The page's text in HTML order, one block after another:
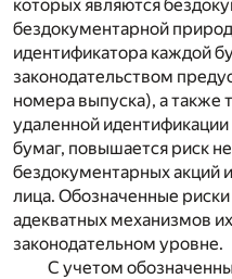
которых являются
бездокументарной
идентификатора каждой
законодательством
номера выпуска), а также
удаленной
бумаг, повышается риск
бездокументарных акций
лица. Обозначенные
адекватных механизмов
законодательном уровне.
С учетом